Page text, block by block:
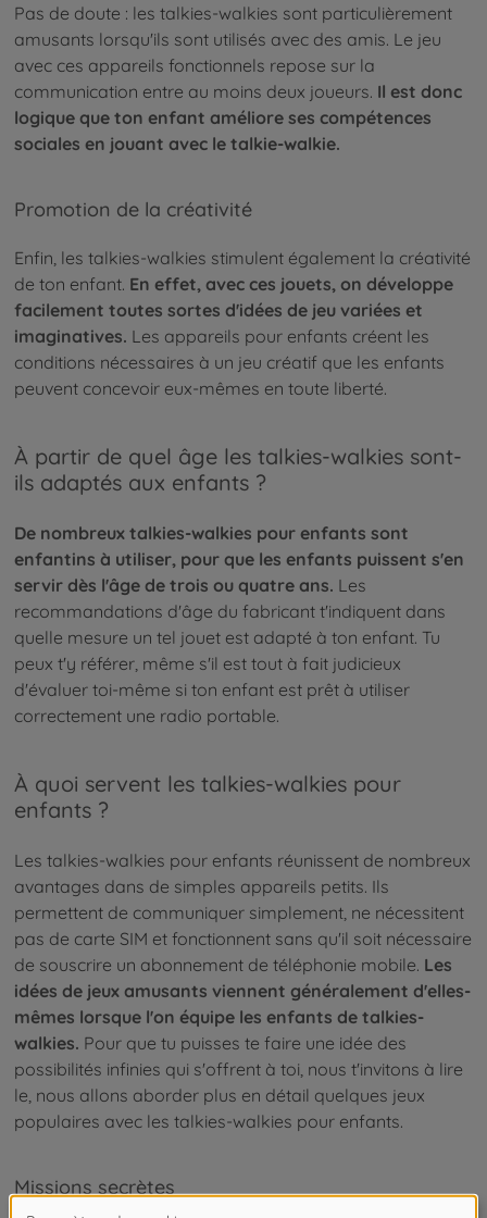
Pas de doute : les talkies-walkies sont particulièrement
amusants lorsqu'ils sont utilisés avec des amis. Le jeu
avec ces appareils fonctionnels repose sur la
communication entre au moins deux joueurs. Il est donc
logique que ton enfant améliore ses compétences
sociales en jouant avec le talkie-walkie.
Promotion de la créativité
Enfin, les talkies-walkies stimulent également la créativité
de ton enfant. En effet, avec ces jouets, on développe
facilement toutes sortes d'idées de jeu variées et
imaginatives. Les appareils pour enfants créent les
conditions nécessaires à un jeu créatif que les enfants
peuvent concevoir eux-mêmes en toute liberté.
À partir de quel âge les talkies-walkies sont-
ils adaptés aux enfants ?
De nombreux talkies-walkies pour enfants sont
enfantins à utiliser, pour que les enfants puissent s'en
servir dès l'âge de trois ou quatre ans. Les
recommandations d'âge du fabricant t'indiquent dans
quelle mesure un tel jouet est adapté à ton enfant. Tu
peux t'y référer, même s'il est tout à fait judicieux
d'évaluer toi-même si ton enfant est prêt à utiliser
correctement une radio portable.
À quoi servent les talkies-walkies pour
enfants ?
Les talkies-walkies pour enfants réunissent de nombreux
avantages dans de simples appareils petits. Ils
permettent de communiquer simplement, ne nécessitent
pas de carte SIM et fonctionnent sans qu'il soit nécessaire
de souscrire un abonnement de téléphonie mobile. Les
idées de jeux amusants viennent généralement d'elles-
mêmes lorsque l'on équipe les enfants de talkies-
walkies. Pour que tu puisses te faire une idée des
possibilités infinies qui s'offrent à toi, nous t'invitons à lire
le, nous allons aborder plus en détail quelques jeux
populaires avec les talkies-walkies pour enfants.
Missions secrètes